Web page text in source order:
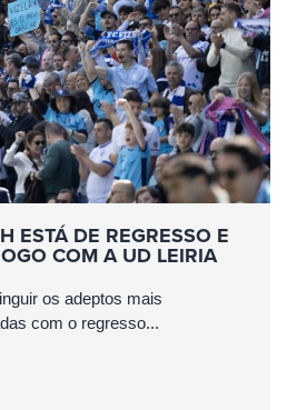
ESTÁ DE REGRESSO E
COM A UD LEIRIA
os adeptos mais
com o regresso...